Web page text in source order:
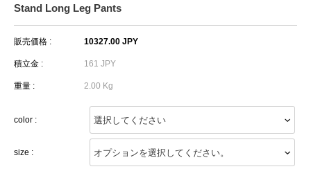
Stand Long Leg Pants
販売価格 : 10327.00 JPY
積立金 : 161 JPY
重量 : 2.00 Kg
color :
size :